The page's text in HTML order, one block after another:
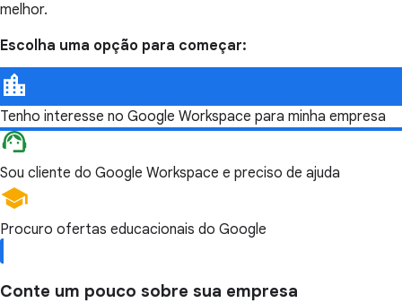
melhor.
Escolha uma opção para começar:
Tenho interesse no Google Workspace para minha empresa
Sou cliente do Google Workspace e preciso de ajuda
Procuro ofertas educacionais do Google
Conte um pouco sobre sua empresa